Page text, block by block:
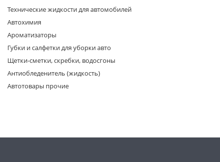
Технические жидкости для автомобилей
Автохимия
Ароматизаторы
Губки и салфетки для уборки авто
Щетки-сметки, скребки, водосгоны
Антиобледенитель (жидкость)
Автотовары прочие